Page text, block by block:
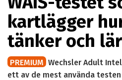
kartlägger
tänker och lär
PREMIUM Wechsler Adult
ett av de mest använda